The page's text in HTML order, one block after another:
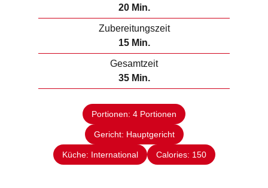
20M
i
t
e
Min.
Zubereitungszeit
15M
i
e
Min.
Gesamtzeit
35M
i
n
u
t
n
Min.
Portionen: 4 Portionen
Gericht: Hauptgericht
Küche: International Calories: 150